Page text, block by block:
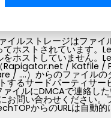
イルストレージはファイ
てホストされています。
をホストしていません。
Rapigator.net / Katfile /
/ ....）からのファイルの
トするサードパーティサー
イルにDMCAで連絡し
お問い合わせください。
からのURLは自動的